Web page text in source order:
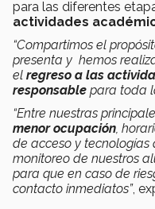
para las diferentes
actividades
“Compartimos el
presenta y hemos
el regreso a las
responsable para toda
“Entre nuestras
menor ocupación,
de acceso y tecnologías
monitoreo de nuestros
para que en caso de
contacto inmediatos”,